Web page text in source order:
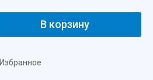
В корзину
Избранное